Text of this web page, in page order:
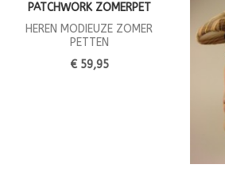
PATCHWORK ZOMERPET
HEREN MODIEUZE ZOMER
PETTEN
€ 59,95